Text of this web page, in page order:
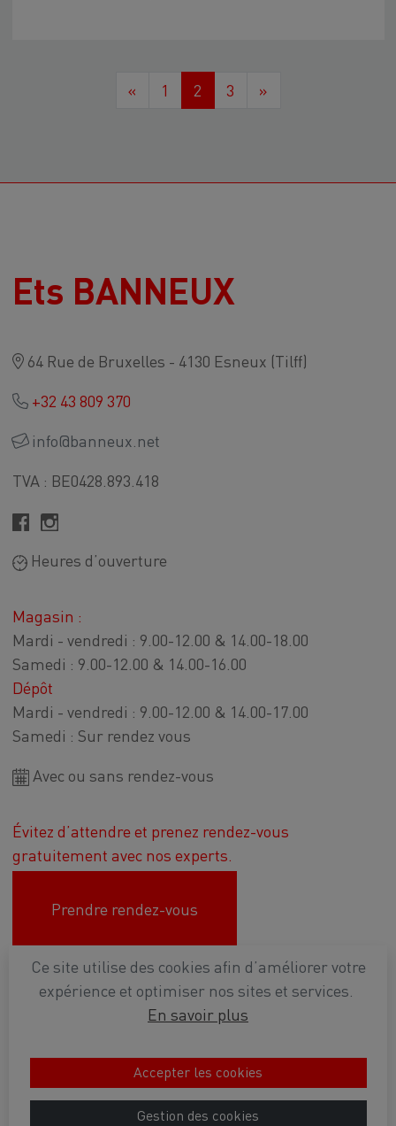
« 1 2 3 »
Ets BANNEUX
64 Rue de Bruxelles - 4130 Esneux (Tilff)
+32 43 809 370
info@banneux.net
TVA : BE0428.893.418
Heures d’ouverture
Magasin :
Mardi - vendredi : 9.00-12.00 & 14.00-18.00
Samedi : 9.00-12.00 & 14.00-16.00
Dépôt
Mardi - vendredi : 9.00-12.00 & 14.00-17.00
Samedi : Sur rendez vous
Avec ou sans rendez-vous
Évitez d’attendre et prenez rendez-vous
gratuitement avec nos experts.
Prendre rendez-vous
Plan d'accès
Conditions générales de vente
Mentions légales
Politique de confidentialité
2022Ets BANNEUX- Tous droits réservés - Réalisé par -Webadev
Ce site utilise des cookies afin d’améliorer votre
expérience et optimiser nos sites et services.
En savoir plus
Accepter les cookies
Gestion des cookies